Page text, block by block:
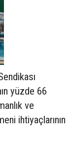
yüzde 66
ve
ihtiyaçlarının